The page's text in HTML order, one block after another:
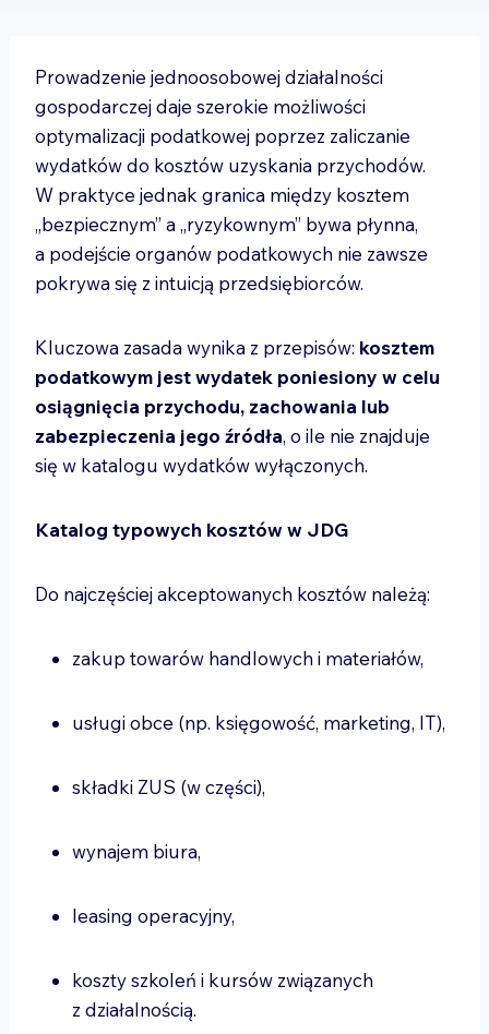
Prowadzenie jednoosobowej działalności
gospodarczej daje szerokie możliwości
optymalizacji podatkowej poprzez zaliczanie
wydatków do kosztów uzyskania przychodów.
W praktyce jednak granica między kosztem
„bezpiecznym” a „ryzykownym” bywa płynna,
a podejście organów podatkowych nie zawsze
pokrywa się z intuicją przedsiębiorców.
Kluczowa zasada wynika z przepisów: kosztem
podatkowym jest wydatek poniesiony w celu
osiągnięcia przychodu, zachowania lub
zabezpieczenia jego źródła, o ile nie znajduje
się w katalogu wydatków wyłączonych.
Katalog typowych kosztów w JDG
Do najczęściej akceptowanych kosztów należą:
zakup towarów handlowych i materiałów,
usługi obce (np. księgowość, marketing, IT),
składki ZUS (w części),
wynajem biura,
leasing operacyjny,
koszty szkoleń i kursów związanych
z działalnością.